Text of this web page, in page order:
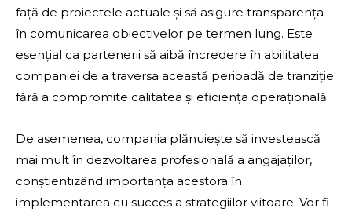
față de proiectele actuale și să asigure transparența
în comunicarea obiectivelor pe termen lung. Este
esențial ca partenerii să aibă încredere în abilitatea
companiei de a traversa această perioadă de tranziție
fără a compromite calitatea și eficiența operațională.
De asemenea, compania plănuiește să investească
mai mult în dezvoltarea profesională a angajaților,
conștientizând importanța acestora în
implementarea cu succes a strategiilor viitoare. Vor fi